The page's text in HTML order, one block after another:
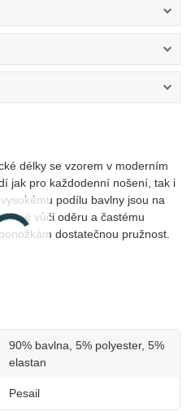
délky se vzorem v moderním
jak pro každodenní nošení, tak i
podílu bavlny jsou na
vůči oděru a častému
dostatečnou pružnost.
90% bavlna, 5% polyester, 5%
elastan
Pesail